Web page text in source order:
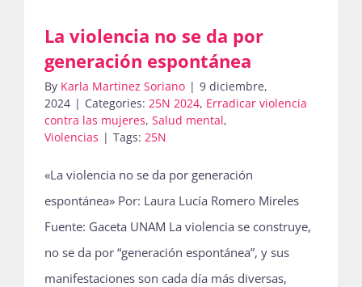
La violencia no se da por
generación espontánea
By Karla Martinez Soriano | 9 diciembre,
2024 | Categories: 25N 2024, Erradicar violencia
contra las mujeres, Salud mental,
Violencias | Tags: 25N
«La violencia no se da por generación
espontánea» Por: Laura Lucía Romero Mireles
Fuente: Gaceta UNAM La violencia se construye,
no se da por “generación espontánea”, y sus
manifestaciones son cada día más diversas,